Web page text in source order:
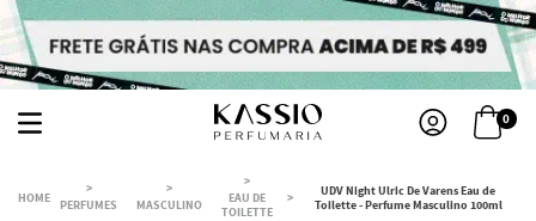
0
PERFUMES MASCULINO
EAU DE
TOILETTE
UDV Night Ulric De Varens Eau de
Toilette - Perfume Masculino 100ml